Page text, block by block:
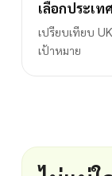
เลือกประเท
เปรียบเทียบ
เป้าหมาย